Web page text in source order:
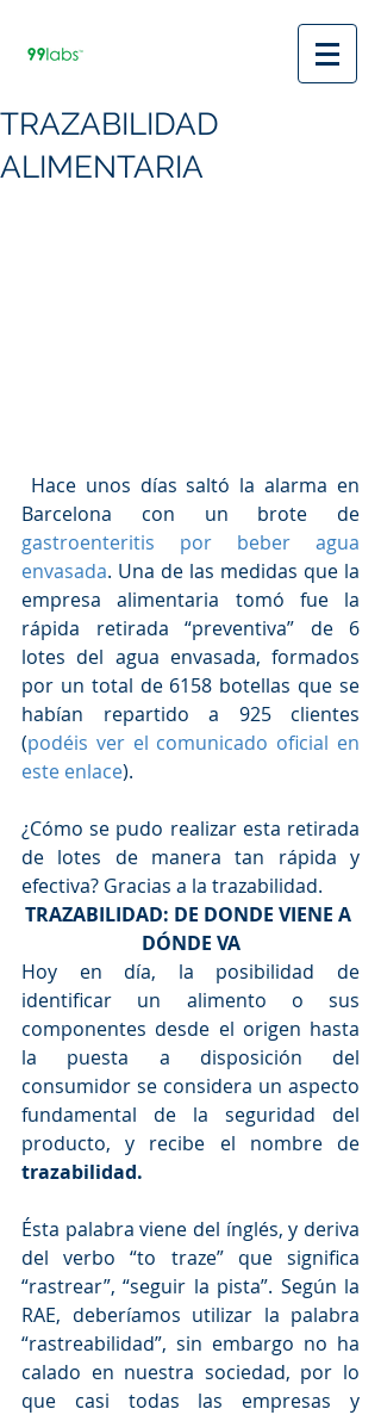
TRAZABILIDAD
ALIMENTARIA
gastroenteritis por beber agua
envasada. Una de las medidas que la
empresa alimentaria tomó fue la
rápida retirada “preventiva” de 6
lotes del agua envasada, formados
por un total de 6158 botellas que se
habían repartido a 925 clientes
(podéis ver el comunicado oficial en
este enlace).
¿Cómo se pudo realizar esta retirada
de lotes de manera tan rápida y
efectiva? Gracias a la trazabilidad.
TRAZABILIDAD: DE DONDE VIENE A
DÓNDE VA
Hoy en día, la posibilidad de
identificar un alimento o sus
componentes desde el origen hasta
la puesta a disposición del
consumidor se considera un aspecto
fundamental de la seguridad del
trazabilidad.
Ésta palabra viene del ínglés, y deriva
del verbo “to traze” que significa
“rastrear”, “seguir la pista”. Según la
RAE, deberíamos utilizar la palabra
“rastreabilidad”, sin embargo no ha
calado en nuestra sociedad, por lo
que casi todas las empresas y